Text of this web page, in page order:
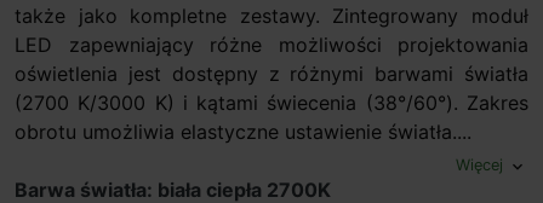
także jako kompletne zestawy. Zintegrowany moduł
LED zapewniający różne możliwości projektowania
oświetlenia jest dostępny z różnymi barwami światła
(2700 K/3000 K) i kątami świecenia (38°/60°). Zakres
obrotu umożliwia elastyczne ustawienie światła....
Więcej expand_more
Barwa światła: biała ciepła 2700K